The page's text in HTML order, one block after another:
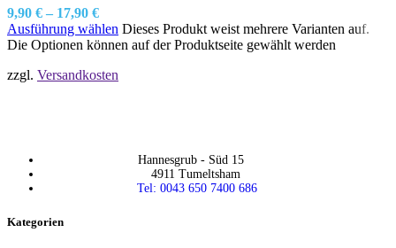
9,90 € – 17,90 €
Ausführung wählen Dieses Produkt weist mehrere Varianten auf.
Die Optionen können auf der Produktseite gewählt werden
zzgl. Versandkosten
Hannesgrub - Süd 15
4911 Tumeltsham
Tel: 0043 650 7400 686
Kategorien